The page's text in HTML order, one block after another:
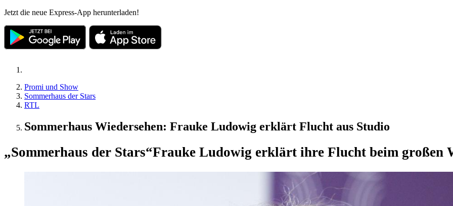
Jetzt die neue Express-App herunterladen!
Promi und Show
Sommerhaus der Stars
RTL
Sommerhaus Wiedersehen: Frauke Ludowig erklärt Flucht aus Studio
„Sommerhaus der Stars“Frauke Ludowig erklärt ihre Flucht beim großen